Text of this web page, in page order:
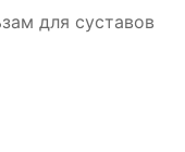
для суставов